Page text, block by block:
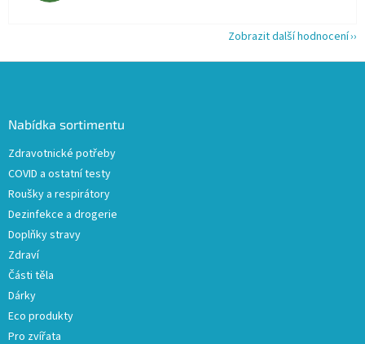
Zobrazit další hodnocení
Nabídka sortimentu
Zdravotnické potřeby
COVID a ostatní testy
Roušky a respirátory
Dezinfekce a drogerie
Doplňky stravy
Zdraví
Části těla
Dárky
Eco produkty
Pro zvířata